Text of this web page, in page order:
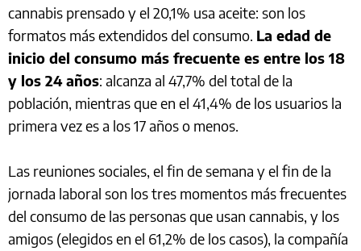
cannabis prensado y el 20,1% usa aceite: son los
formatos más extendidos del consumo. La edad de
inicio del consumo más frecuente es entre los 18
y los 24 años: alcanza al 47,7% del total de la
población, mientras que en el 41,4% de los usuarios la
primera vez es a los 17 años o menos.
Las reuniones sociales, el fin de semana y el fin de la
jornada laboral son los tres momentos más frecuentes
del consumo de las personas que usan cannabis, y los
amigos (elegidos en el 61,2% de los casos), la compañía